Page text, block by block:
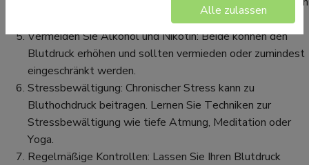
halten, kann helfen, den Blutdruck zu senken.
Vermeiden Sie Alkohol und Nikotin: Beide können den
Blutdruck erhöhen und sollten vermieden oder zumindest
eingeschränkt werden.
Stressbewältigung: Chronischer Stress kann zu
Bluthochdruck beitragen. Lernen Sie Techniken zur
Stressbewältigung wie tiefe Atmung, Meditation oder
Yoga.
Regelmäßige Kontrollen: Lassen Sie Ihren Blutdruck
Alle zulassen